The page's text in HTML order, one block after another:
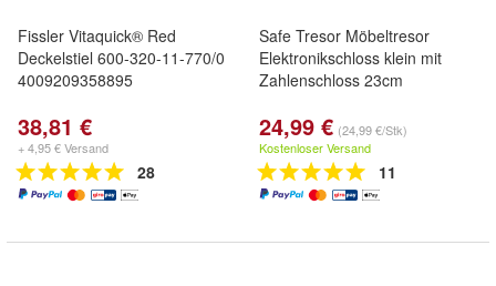
Fissler Vitaquick® Red
Deckelstiel 600-320-11-770/0
4009209358895
38,81 €
+ 4,95 € Versand
28
Safe Tresor Möbeltresor
Elektronikschloss klein mit
Zahlenschloss 23cm
24,99 € (24,99 €/Stk)
Kostenloser Versand
11